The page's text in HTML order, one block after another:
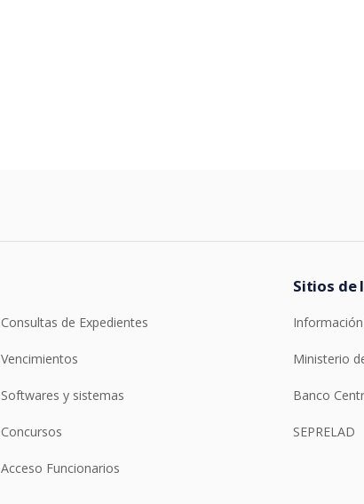
Consultas de Expedientes
Vencimientos
Softwares y sistemas
Concursos
Acceso Funcionarios
Sitios de
Ministerio
Banco
SEPRELAD